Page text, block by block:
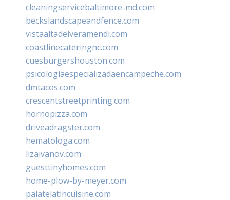
cleaningservicebaltimore-md.com
beckslandscapeandfence.com
vistaaltadelveramendi.com
coastlinecateringnc.com
cuesburgershouston.com
psicologiaespecializadaencampeche.com
dmtacos.com
crescentstreetprinting.com
hornopizza.com
driveadragster.com
hematologa.com
lizaivanov.com
guesttinyhomes.com
home-plow-by-meyer.com
palatelatincuisine.com